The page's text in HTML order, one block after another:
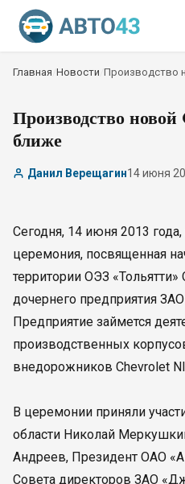
Главная Новости Производство
Производство
ближе
Данил Верещагин14 июня
Сегодня, 14 июня 2013 года,
церемония, посвященная
территории ОЭЗ
дочернего предприятия
Предприятие займется
производственных
внедорожников Chevrolet
В церемонии приняли
области Николай
Андреев, Президент ОАО
Совета директоров ЗАО